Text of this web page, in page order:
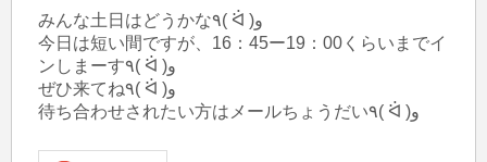
みんな土日はどうかな٩( ᐛ )و
今日は短い間ですが、16：45ー19：00くらいまでイ
ンしまーす٩( ᐛ )و
ぜひ来てね٩( ᐛ )و
待ち合わせされたい方はメールちょうだい٩( ᐛ )و